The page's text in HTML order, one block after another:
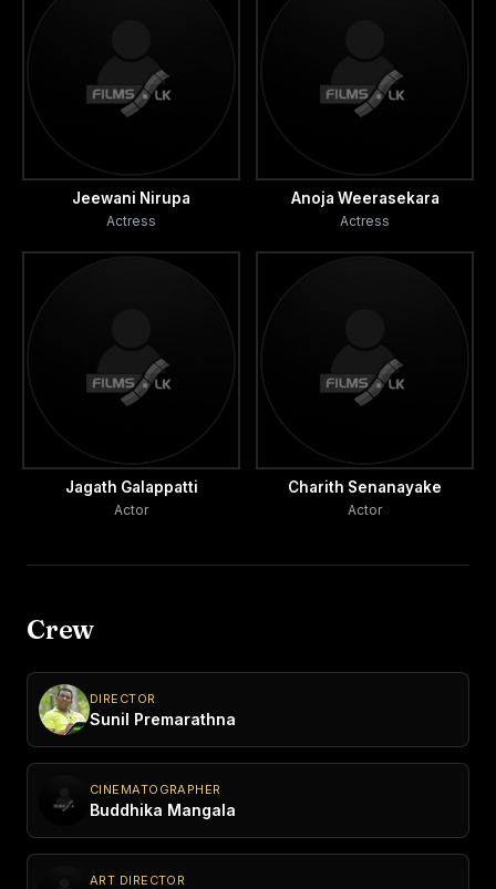
Jeewani Nirupa
Actress
Anoja Weerasekara
Actress
Jagath Galappatti
Actor
Charith Senanayake
Actor
Crew
DIRECTOR
Sunil Premarathna
CINEMATOGRAPHER
Buddhika Mangala
ART DIRECTOR